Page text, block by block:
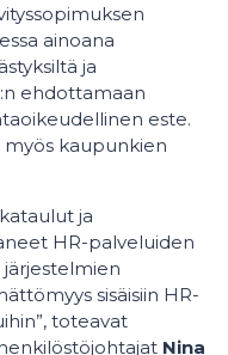
ainoana
ja
ehdottamaan
este.
kaupunkien
ja
HR-palveluiden
sisäisiin HR-
toteavat
Nina